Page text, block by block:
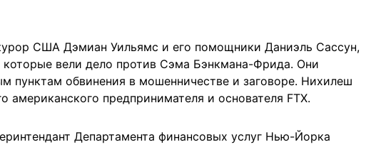
США Дэмиан Уильямс и его помощники Даниэль Сассун,
которые вели дело против Сэма Бэнкмана-Фрида. Они
пунктам обвинения в мошенничестве и заговоре. Нихилеш
американского предпринимателя и основателя FTX.
Департамента финансовых услуг Нью-Йорка